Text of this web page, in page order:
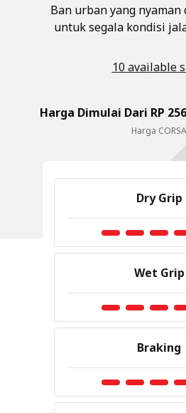
Ban urban yang nyaman
untuk segala kondisi
10 available
Harga Dimulai Dari RP
Harga CORSA
Dry Grip
Wet Grip
Braking